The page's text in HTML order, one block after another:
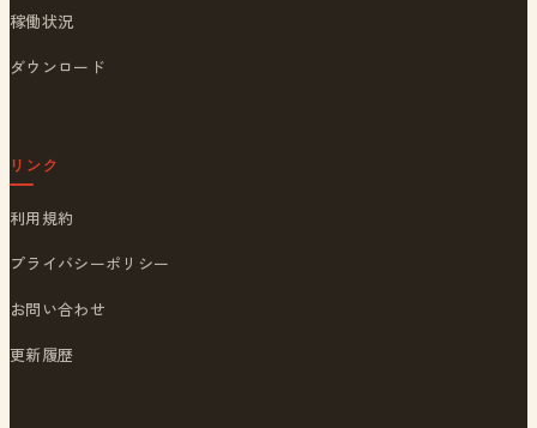
稼働状況
ダウンロード
リンク
利用規約
プライバシーポリシー
お問い合わせ
更新履歴